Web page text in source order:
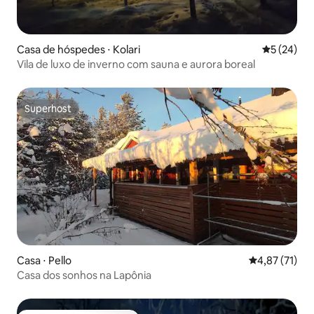
Casa de hóspedes ⋅ Kolari 5 de uma
5 (24)
Vila de luxo de inverno com sauna e aurora boreal
Superhost
Superhost
Casa ⋅ Pello 4,87 de uma
4,87 (71)
Casa dos sonhos na Lapônia